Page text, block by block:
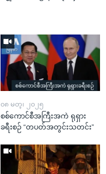
၀၈ မတ္၊ ၂၀၂၅
စစ်ကောင်စီအကြီးအကဲ ရုရှား
ခရီးစဉ် “တပတ်အတွင်းသတင်း”